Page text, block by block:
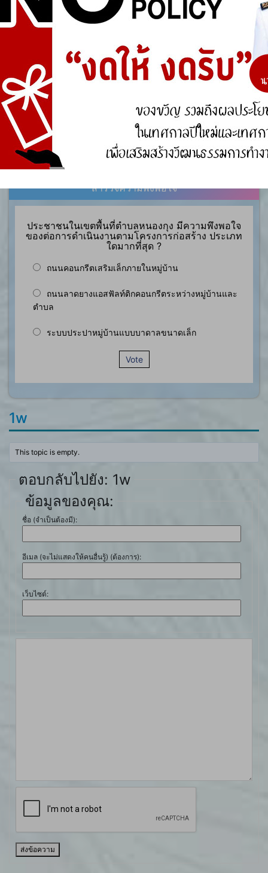
การจัดการความรู้ (KM)
องค์ความรู้ที่สนับสนุน วิสัยทัศน์ พันธกิจ ยุทธศาสตร์
ขององค์กร
องค์ความรู้จากประสบการณ์ที่องค์กรได้สั่งสมมา
องค์ความรู้ที่ใช้แก้ไขปัญหาที่องค์กรประสบอยู่ใน
ปัจจุบัน
องค์ความรู้อื่นๆ ที่เกี่ยวข้องกับการพัฒนาองค์กร
สำรวจความพึงพอใจ
ประชาชนในเขตพื้นที่ตำบลหนองกุง มีความพึงพอใจ
ของต่อการดำเนินงานตามโครงการก่อสร้าง ประเภท
ใดมากที่สุด ?
ถนนคอนกรีตเสริมเล็กภายในหมู่บ้าน
ถนนลาดยางแอสฟัลท์ติกคอนกรีตระหว่างหมู่บ้านและ
ตำบล
ระบบประปาหมู่บ้านแบบบาดาลขนาดเล็ก
Vote
1w
This topic is empty.
ตอบกลับไปยัง: 1w
ข้อมูลของคุณ:
ชื่อ (จำเป็นต้องมี):
อีเมล (จะไม่แสดงให้คนอื่นรู้) (ต้องการ):
เว็บไซต์:
ส่งข้อความ